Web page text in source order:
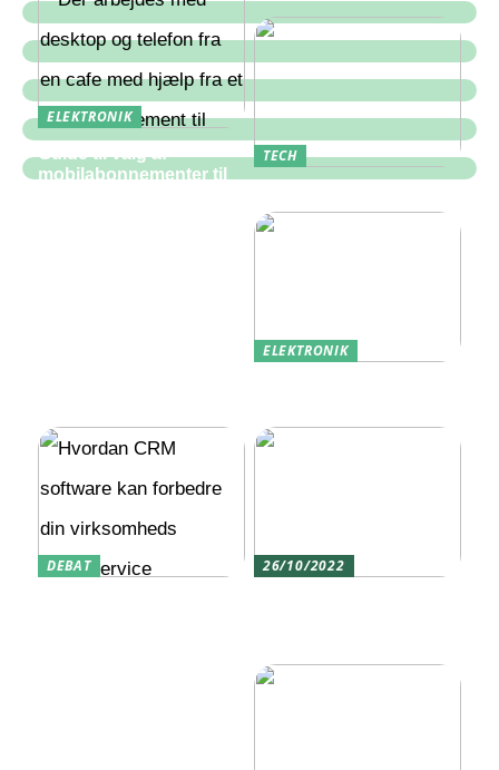
ELEKTRONIK
Guide til valg af
mobilabonnementer til
TECH
ELEKTRONIK
DEBAT
26/10/2022